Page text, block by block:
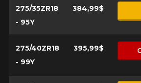
275/35ZR18
- 95Y
384,99$
275/40ZR18
- 99Y
395,99$